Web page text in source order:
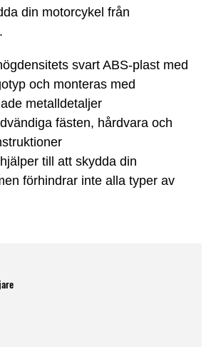
din motorcykel från
svart ABS-plast med
och monteras med
metalldetaljer
fästen, hårdvara och
till att skydda din
förhindrar inte alla typer av